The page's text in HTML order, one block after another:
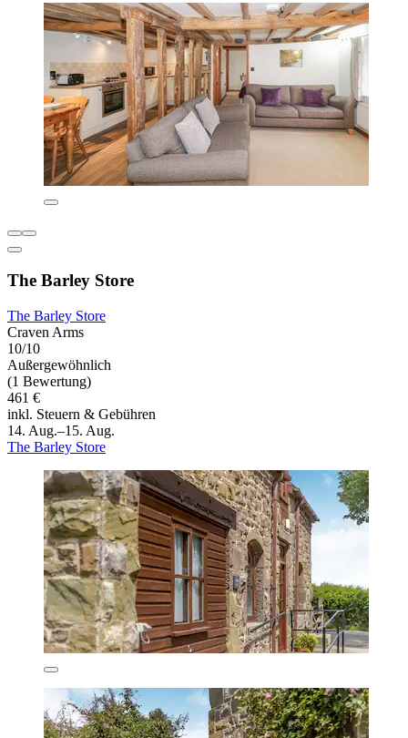
The Barley Store
The Barley Store
Craven Arms
10/10
Außergewöhnlich
(1 Bewertung)
461 €
inkl. Steuern & Gebühren
14. Aug.–15. Aug.
The Barley Store